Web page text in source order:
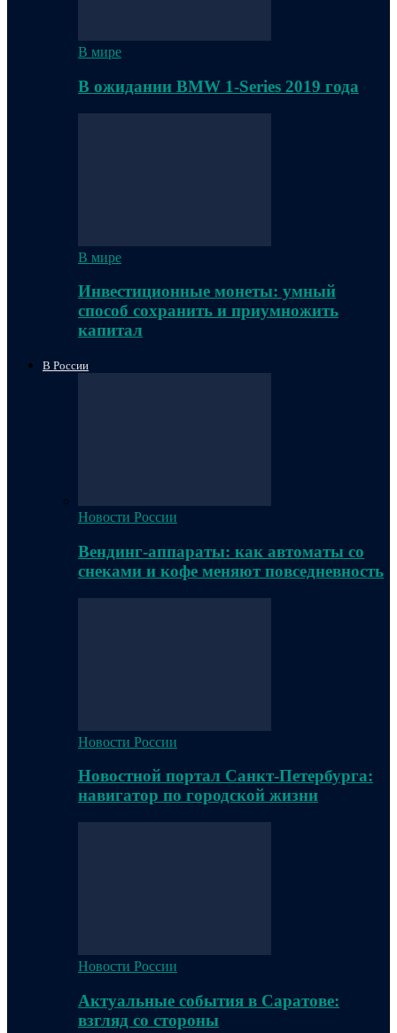
В мире
В ожидании BMW 1-Series 2019 года
В мире
Инвестиционные монеты: умный
способ сохранить и приумножить
капитал
В России
Новости России
Вендинг-аппараты: как автоматы со
снеками и кофе меняют повседневность
Новости России
Новостной портал Санкт-Петербурга:
навигатор по городской жизни
Новости России
Актуальные события в Саратове:
взгляд со стороны